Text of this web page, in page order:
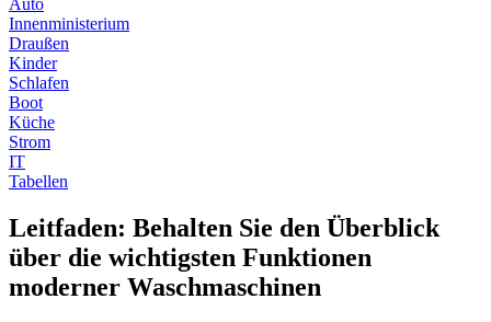
Auto
Innenministerium
Draußen
Kinder
Schlafen
Boot
Küche
Strom
IT
Tabellen
Leitfaden: Behalten Sie den Überblick
über die wichtigsten Funktionen
moderner Waschmaschinen